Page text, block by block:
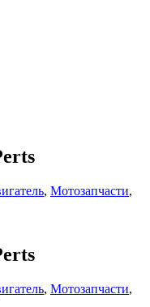
, Мотозапчасти,
, Мотозапчасти,